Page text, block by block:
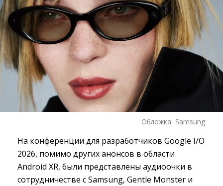
Обложка: Samsung
На конференции для разработчиков Google I/O
2026, помимо других анонсов в области
Android XR, были представлены аудиоочки в
сотрудничестве с Samsung, Gentle Monster и